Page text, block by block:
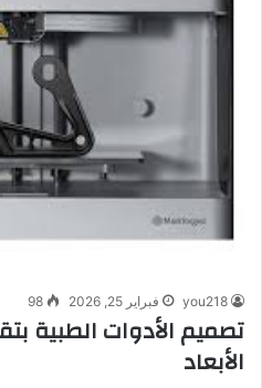
you218 فبراير 25, 2026 98
تصميم الأدوات الطبية
الأبعاد